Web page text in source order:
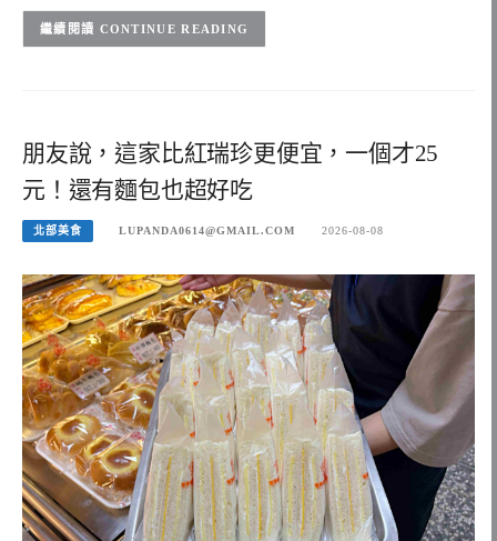
CONTINUE READING
朋友說，這家比紅瑞珍更便宜，一個才25
元！還有麵包也超好吃
北部美食 LUPANDA0614@GMAIL.COM 2026-08-08